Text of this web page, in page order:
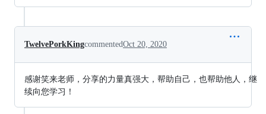
TwelvePorkKingcommentedOct 20, 2020
感谢笑来老师，分享的力量真强大，帮助自己，也帮助他人，继
续向您学习！